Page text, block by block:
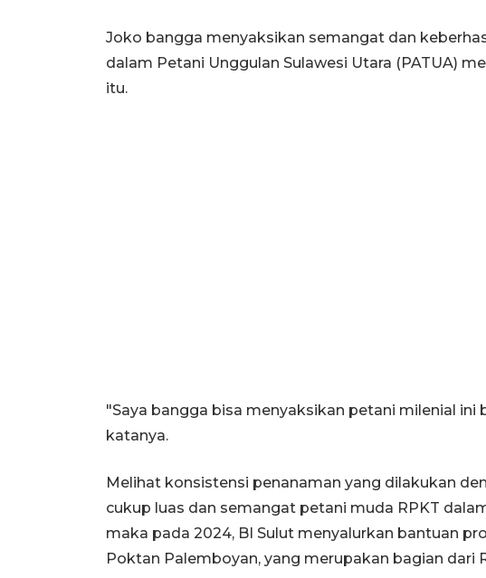
Joko bangga menyaksikan semangat dan
dalam Petani Unggulan Sulawesi Utara (PATUA)
itu.
"Saya bangga bisa menyaksikan petani milenial ini
katanya.
Melihat konsistensi penanaman yang dilakukan
cukup luas dan semangat petani muda RPKT
maka pada 2024, BI Sulut menyalurkan bantuan
Poktan Palemboyan, yang merupakan bagian dari